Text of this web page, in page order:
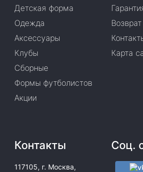
Детская форма
Одежда
Аксессуары
Клубы
Сборные
Формы футболистов
Акции
Возврат
Карта
Контакты
117105, г. Москва,
Соц.